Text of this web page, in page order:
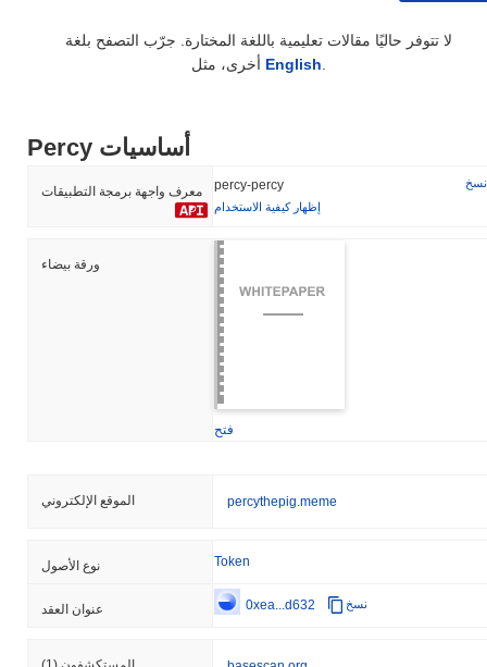
لا تتوفر حاليًا مقالات تعليمية باللغة المختارة. جرّب التصفح بلغة
English
Percy أساسيات
معرف واجهة برمجة التطبيقات percy-percy
نسخ
إظهار كيفية الاستخدام
ورقة بيضاء
فتح
الموقع الإلكتروني percythepig.meme
نوع الأصول Token
عنوان العقد 0xea...d632 نسخ